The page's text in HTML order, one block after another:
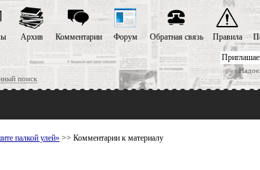
поиск
Архив Комментарии Форум Обратная связь Правила
палкой улей» >> Комментарии к материалу